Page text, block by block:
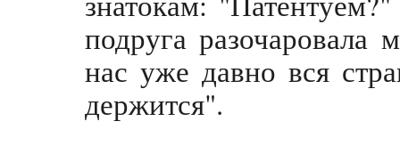
подруга
нас уже давно вся
держится".